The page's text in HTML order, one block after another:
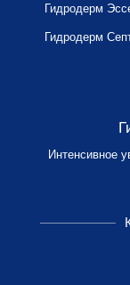
Интенсивное
Гидродерм
Гидродерм